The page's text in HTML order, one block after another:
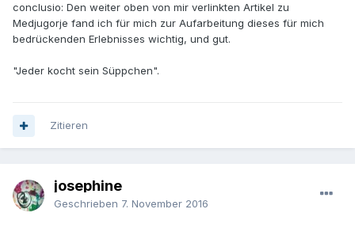
conclusio: Den weiter oben von mir verlinkten Artikel zu
Medjugorje fand ich für mich zur Aufarbeitung dieses für mich
bedrückenden Erlebnisses wichtig, und gut.
"Jeder kocht sein Süppchen".
Zitieren
josephine
Geschrieben 7. November 2016